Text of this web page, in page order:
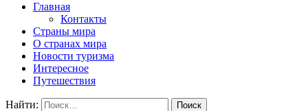
Туристические новости
Главная
Контакты
Страны мира
О странах мира
Новости туризма
Интересное
Путешествия
Найти: